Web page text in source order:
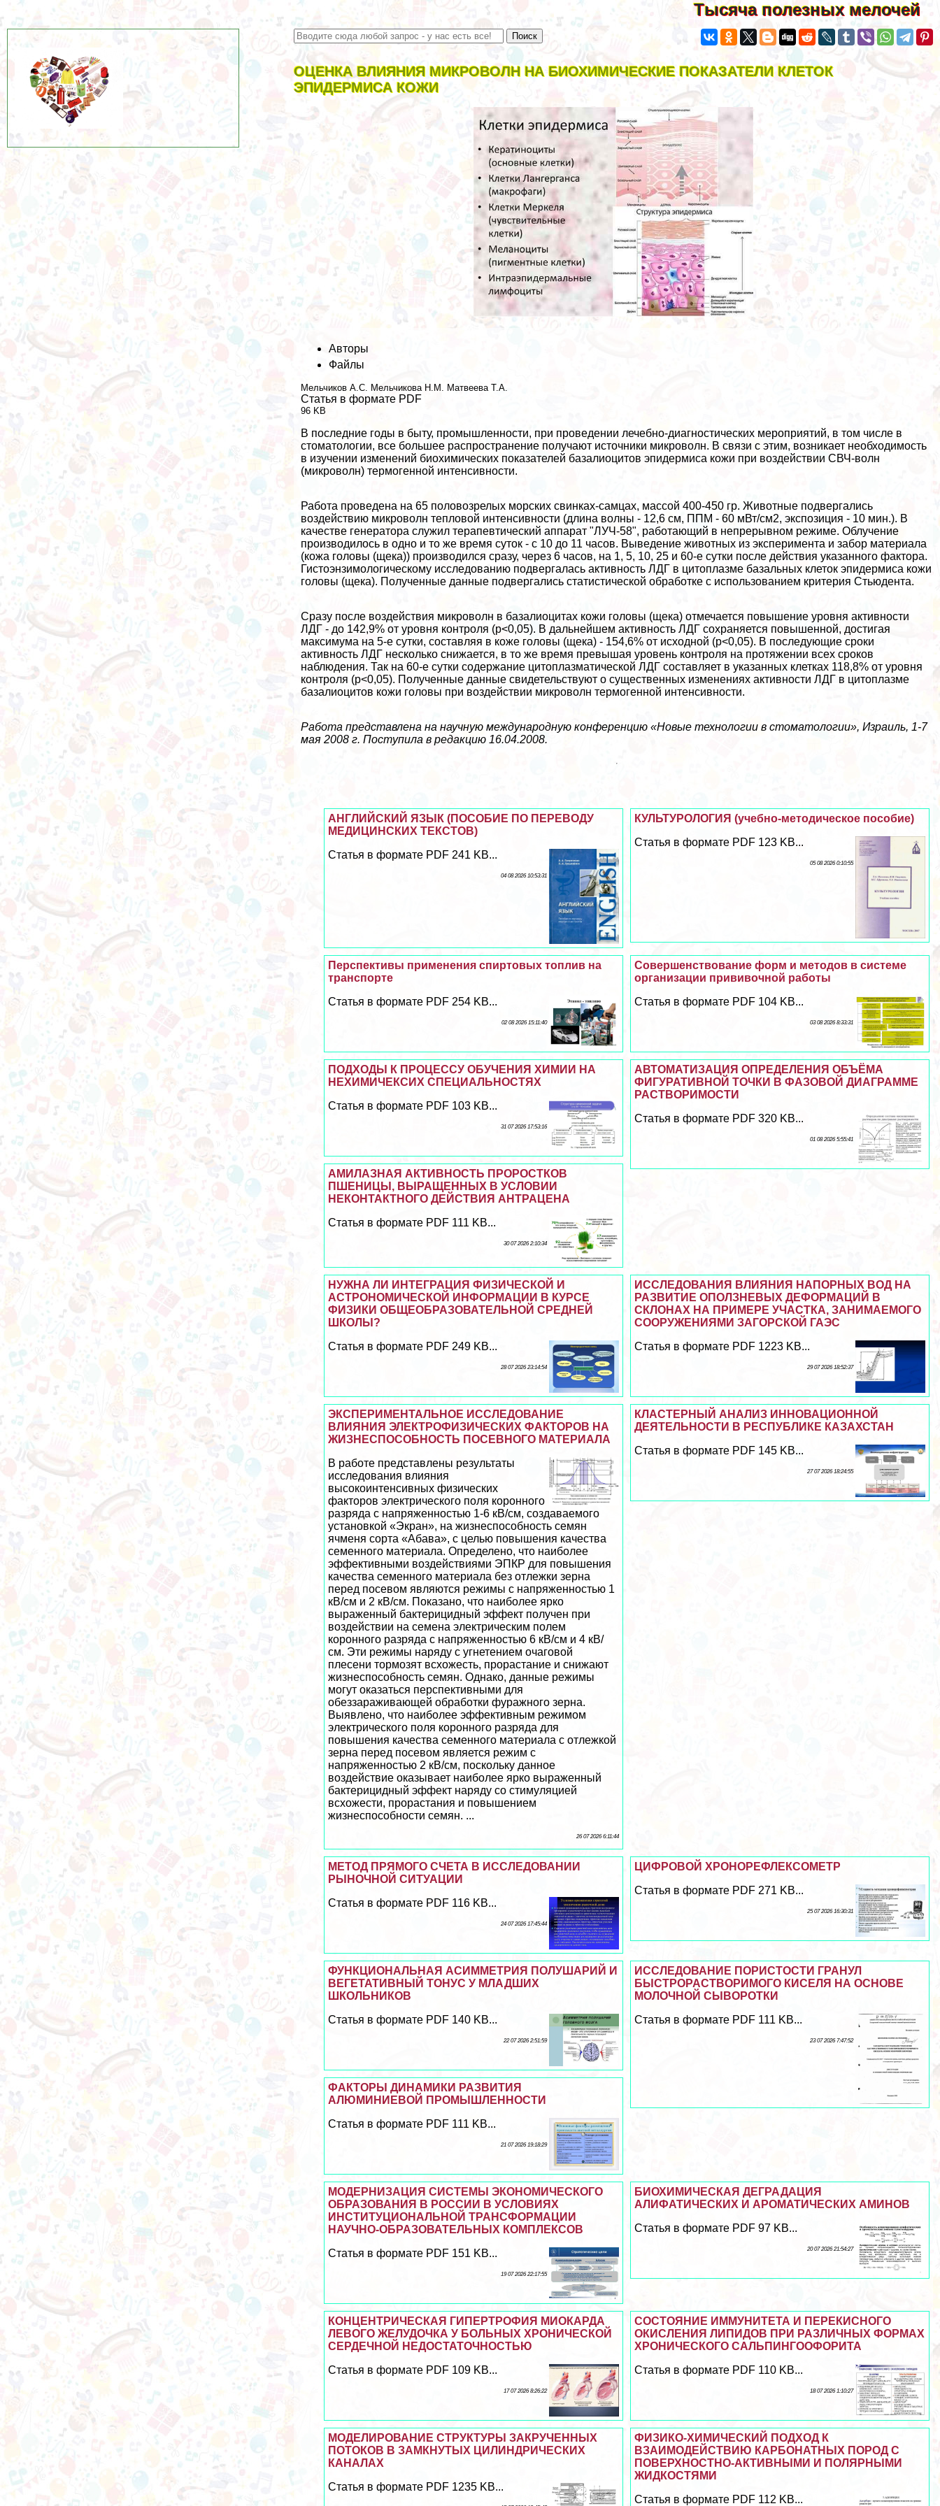
Тысяча полезных мелочей
ОЦЕНКА ВЛИЯНИЯ МИКРОВОЛН НА БИОХИМИЧЕСКИЕ ПОКАЗАТЕЛИ КЛЕТОК
ЭПИДЕРМИСА КОЖИ
Авторы
Файлы
Мельчиков А.С. Мельчикова Н.М. Матвеева Т.А.
Статья в формате PDF
96 KB
В последние годы в быту, промышленности, при проведении лечебно-диагностических мероприятий, в том числе в
стоматологии, все большее распространение получают источники микроволн. В связи с этим, возникает необходимость
в изучении изменений биохимических показателей базалиоцитов эпидермиса кожи при воздействии СВЧ-волн
(микроволн) термогенной интенсивности.
Работа проведена на 65 пoлoвoзрелых морских свинках-самцах, массой 400-450 гр. Животные подвергались
воздействию микроволн тепловой интенсивности (длина волны - 12,6 см, ППМ - 60 мВт/см2, экспозиция - 10 мин.). В
качестве генератора служил терапевтический аппарат "ЛУЧ-58", работающий в непрерывном режиме. Облучение
производилось в одно и то же время суток - с 10 до 11 часов. Выведение животных из эксперимента и забор материала
(кожа головы (щека)) производился сразу, через 6 часов, на 1, 5, 10, 25 и 60-е сутки после действия указанного фактора.
Гистоэнзимологическому исследованию подвергалась активность ЛДГ в цитоплазме базальных клеток эпидермиса кожи
головы (щека). Полученные данные подвергались статистической обработке с использованием критерия Стьюдента.
Сразу после воздействия микроволн в базалиоцитах кожи головы (щека) отмечается повышение уровня активности
ЛДГ - до 142,9% от уровня контроля (р<0,05). В дальнейшем активность ЛДГ сохраняется повышенной, достигая
максимума на 5-е сутки, составляя в коже головы (щека) - 154,6% от исходной (р<0,05). В последующие сроки
активность ЛДГ несколько снижается, в то же время превышая уровень контроля на протяжении всех сроков
наблюдения. Так на 60-е сутки содержание цитоплазматической ЛДГ составляет в указанных клетках 118,8% от уровня
контроля (р<0,05). Полученные данные свидетельствуют о существенных изменениях активности ЛДГ в цитоплазме
базалиоцитов кожи головы при воздействии микроволн термогенной интенсивности.
Работа представлена на научную международную конференцию «Новые технологии в стоматологии», Израиль, 1-7
мая 2008 г. Поступила в редакцию 16.04.2008.
КУЛЬТУРОЛОГИЯ (учебно-методическое пособие)
Статья в формате PDF 123 KB...
05 08 2026 0:10:55
АНГЛИЙСКИЙ ЯЗЫК (ПОСОБИЕ ПО ПЕРЕВОДУ
МЕДИЦИНСКИХ ТЕКСТОВ)
Статья в формате PDF 241 KB...
04 08 2026 10:53:31
Совершенствование форм и методов в системе
организации прививочной работы
Статья в формате PDF 104 KB...
03 08 2026 8:33:31
Перспективы применения спиртовых топлив на
трaнcпорте
Статья в формате PDF 254 KB...
02 08 2026 15:11:40
АВТОМАТИЗАЦИЯ ОПРЕДЕЛЕНИЯ ОБЪЁМА
ФИГУРАТИВНОЙ ТОЧКИ В ФАЗОВОЙ ДИАГРАММЕ
РАСТВОРИМОСТИ
Статья в формате PDF 320 KB...
01 08 2026 5:55:41
ПОДХОДЫ К ПРОЦЕССУ ОБУЧЕНИЯ ХИМИИ НА
НЕХИМИЧЕКСИХ СПЕЦИАЛЬНОСТЯХ
Статья в формате PDF 103 KB...
31 07 2026 17:53:16
АМИЛАЗНАЯ АКТИВНОСТЬ ПРОРОСТКОВ
ПШЕНИЦЫ, ВЫРАЩЕННЫХ В УСЛОВИИ
НЕКОНТАКТНОГО ДЕЙСТВИЯ АНТРАЦЕНА
Статья в формате PDF 111 KB...
30 07 2026 2:10:34
ИССЛЕДОВАНИЯ ВЛИЯНИЯ НАПОРНЫХ ВОД НА
РАЗВИТИЕ ОПОЛЗНЕВЫХ ДЕФОРМАЦИЙ В
СКЛОНАХ НА ПРИМЕРЕ УЧАСТКА, ЗАНИМАЕМОГО
СООРУЖЕНИЯМИ ЗАГОРСКОЙ ГАЭС
Статья в формате PDF 1223 KB...
29 07 2026 18:52:37
НУЖНА ЛИ ИНТЕГРАЦИЯ ФИЗИЧЕСКОЙ И
АСТРОНОМИЧЕСКОЙ ИНФОРМАЦИИ В КУРСЕ
ФИЗИКИ ОБЩЕОБРАЗОВАТЕЛЬНОЙ СРЕДНЕЙ
ШКОЛЫ?
Статья в формате PDF 249 KB...
28 07 2026 23:14:54
КЛАСТЕРНЫЙ АНАЛИЗ ИННОВАЦИОННОЙ
ДЕЯТЕЛЬНОСТИ В РЕСПУБЛИКЕ КАЗАХСТАН
Статья в формате PDF 145 KB...
27 07 2026 18:24:55
ЭКСПЕРИМЕНТАЛЬНОЕ ИССЛЕДОВАНИЕ
ВЛИЯНИЯ ЭЛЕКТРОФИЗИЧЕСКИХ ФАКТОРОВ НА
ЖИЗНЕСПОСОБНОСТЬ ПОСЕВНОГО МАТЕРИАЛА
В работе представлены результаты
исследования влияния
высокоинтенсивных физических
факторов электрического поля коронного
разряда с напряженностью 1-6 кВ/см, создаваемого
установкой «Экран», на жизнеспособность семян
ячменя сорта «Абава», с целью повышения качества
семенного материала. Определено, что наиболее
эффективными воздействиями ЭПКР для повышения
качества семенного материала без отлежки зерна
перед посевом являются режимы с напряженностью 1
кВ/см и 2 кВ/см. Показано, что наиболее ярко
выраженный бактерицидный эффект получен при
воздействии на семена электрическим полем
коронного разряда с напряженностью 6 кВ/см и 4 кВ/
см. Эти режимы наряду с угнетением очаговой
плесени тормозят всхожесть, прорастание и снижают
жизнеспособность семян. Однако, данные режимы
могут оказаться перспективными для
обеззараживающей обработки фуражного зерна.
Выявлено, что наиболее эффективным режимом
электрического поля коронного разряда для
повышения качества семенного материала с отлежкой
зерна перед посевом является режим с
напряженностью 2 кВ/см, поскольку данное
воздействие оказывает наиболее ярко выраженный
бактерицидный эффект наряду со стимуляцией
всхожести, прорастания и повышением
жизнеспособности семян. ...
26 07 2026 6:11:44
ЦИФРОВОЙ ХРОНОРЕФЛЕКСОМЕТР
Статья в формате PDF 271 KB...
25 07 2026 16:30:31
МЕТОД ПРЯМОГО СЧЕТА В ИССЛЕДОВАНИИ
РЫНОЧНОЙ СИТУАЦИИ
Статья в формате PDF 116 KB...
24 07 2026 17:45:44
ИССЛЕДОВАНИЕ ПОРИСТОСТИ ГРАНУЛ
БЫСТРОРАСТВОРИМОГО КИСЕЛЯ НА ОСНОВЕ
МОЛОЧНОЙ СЫВОРОТКИ
Статья в формате PDF 111 KB...
23 07 2026 7:47:52
ФУНКЦИОНАЛЬНАЯ АСИММЕТРИЯ ПОЛУШАРИЙ И
ВЕГЕТАТИВНЫЙ ТОНУС У МЛАДШИХ
ШКОЛЬНИКОВ
Статья в формате PDF 140 KB...
22 07 2026 2:51:59
ФАКТОРЫ ДИНАМИКИ РАЗВИТИЯ
АЛЮМИНИЕВОЙ ПРОМЫШЛЕННОСТИ
Статья в формате PDF 111 KB...
21 07 2026 19:18:29
БИОХИМИЧЕСКАЯ ДЕГРАДАЦИЯ
АЛИФАТИЧЕСКИХ И АРОМАТИЧЕСКИХ АМИНОВ
Статья в формате PDF 97 KB...
20 07 2026 21:54:27
МОДЕРНИЗАЦИЯ СИСТЕМЫ ЭКОНОМИЧЕСКОГО
ОБРАЗОВАНИЯ В РОССИИ В УСЛОВИЯХ
ИНСТИТУЦИОНАЛЬНОЙ ТРАНСФОРМАЦИИ
НАУЧНО-ОБРАЗОВАТЕЛЬНЫХ КОМПЛЕКСОВ
Статья в формате PDF 151 KB...
19 07 2026 22:17:55
СОСТОЯНИЕ ИММУНИТЕТА И ПЕРЕКИСНОГО
ОКИСЛЕНИЯ ЛИПИДОВ ПРИ РАЗЛИЧНЫХ ФОРМАХ
ХРОНИЧЕСКОГО САЛЬПИНГООФОРИТА
Статья в формате PDF 110 KB...
18 07 2026 1:10:27
КОНЦЕНТРИЧЕСКАЯ ГИПЕРТРОФИЯ МИОКАРДА
ЛЕВОГО ЖЕЛУДОЧКА У БОЛЬНЫХ ХРОНИЧЕСКОЙ
СЕРДЕЧНОЙ НЕДОСТАТОЧНОСТЬЮ
Статья в формате PDF 109 KB...
17 07 2026 8:26:22
ФИЗИКО-ХИМИЧЕСКИЙ ПОДХОД К
ВЗАИМОДЕЙСТВИЮ КАРБОНАТНЫХ ПОРОД С
ПОВЕРХНОСТНО-АКТИВНЫМИ И ПОЛЯРНЫМИ
ЖИДКОСТЯМИ
Статья в формате PDF 112 KB...
МОДЕЛИРОВАНИЕ СТРУКТУРЫ ЗАКРУЧЕННЫХ
ПОТОКОВ В ЗАМКНУТЫХ ЦИЛИНДРИЧЕСКИХ
КАНАЛАХ
Статья в формате PDF 1235 KB...